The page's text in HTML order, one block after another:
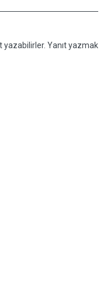
yazabilirler. Yanıt yazmak